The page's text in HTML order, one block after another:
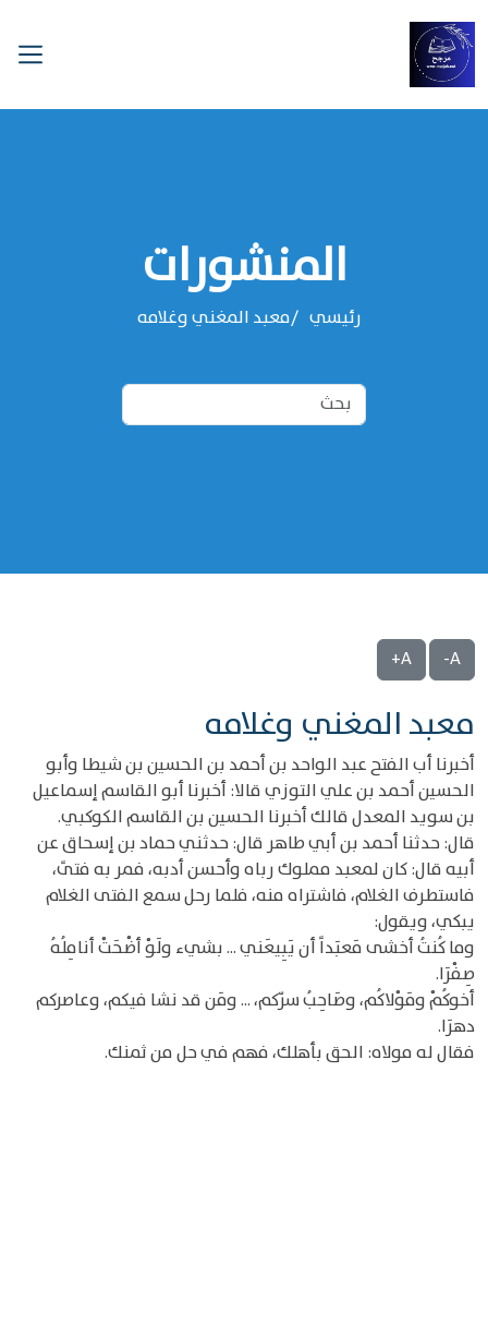
المنشورات
رئيسي معبد المغني وغلامه
A-
A+
معبد المغني وغلامه
أخبرنا أب الفتح عبد الواحد بن أحمد بن الحسين بن شيطا وأبو
الحسين أحمد بن علي التوزي قالا: أخبرنا أبو القاسم إسماعيل
بن سويد المعدل قالك أخبرنا الحسين بن القاسم الكوكبي.
قال: حدثنا أحمد بن أبي طاهر قال: حدثني حماد بن إسحاق عن
أبيه قال: كان لمعبد مملوك رباه وأحسن أدبه، فمر به فتىً،
فاستطرف الغلام، فاشتراه منه، فلما رحل سمع الفتى الغلام
يبكي، ويقول:
وما كُنتُ أخشى مَعبَداً أن يَبِيعَني ... بشيء ولَوْ أضْحَتْ أنامِلُهُ
صِفْرَا.
أخوكُمْ ومَوْلاكُم، وصَاحِبُ سرّكم، ... ومَن قد نشا فيكم، وعاصركم
دهرَا.
فقال له مولاه: الحق بأهلك، فهم في حل من ثمنك.